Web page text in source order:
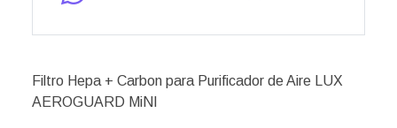
Filtro Hepa + Carbon para Purificador de Aire LUX
AEROGUARD MiNI